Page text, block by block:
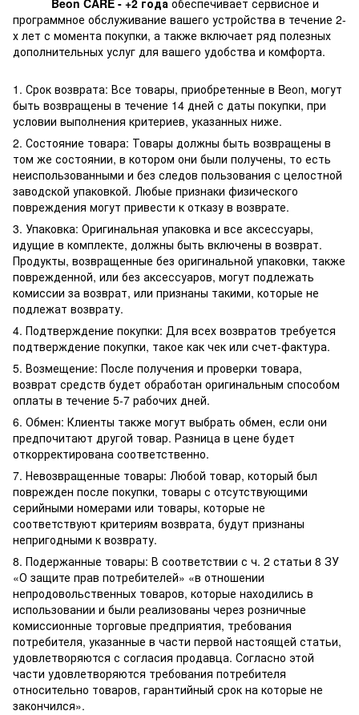
Beon CARE - +2 года обеспечивает сервисное и
программное обслуживание вашего устройства в течение 2-
х лет с момента покупки, а также включает ряд полезных
дополнительных услуг для вашего удобства и комфорта.
1. Срок возврата: Все товары, приобретенные в Beon, могут
быть возвращены в течение 14 дней с даты покупки, при
условии выполнения критериев, указанных ниже.
2. Состояние товара: Товары должны быть возвращены в
том же состоянии, в котором они были получены, то есть
неиспользованными и без следов пользования с целостной
заводской упаковкой. Любые признаки физического
повреждения могут привести к отказу в возврате.
3. Упаковка: Оригинальная упаковка и все аксессуары,
идущие в комплекте, должны быть включены в возврат.
Продукты, возвращенные без оригинальной упаковки, также
поврежденной, или без аксессуаров, могут подлежать
комиссии за возврат, или признаны такими, которые не
подлежат возврату.
4. Подтверждение покупки: Для всех возвратов требуется
подтверждение покупки, такое как чек или счет-фактура.
5. Возмещение: После получения и проверки товара,
возврат средств будет обработан оригинальным способом
оплаты в течение 5-7 рабочих дней.
6. Обмен: Клиенты также могут выбрать обмен, если они
предпочитают другой товар. Разница в цене будет
откорректирована соответственно.
7. Невозвращенные товары: Любой товар, который был
поврежден после покупки, товары с отсутствующими
серийными номерами или товары, которые не
соответствуют критериям возврата, будут признаны
непригодными к возврату.
8. Подержанные товары: В соответствии с ч. 2 статьи 8 ЗУ
«О защите прав потребителей» «в отношении
непродовольственных товаров, которые находились в
использовании и были реализованы через розничные
комиссионные торговые предприятия, требования
потребителя, указанные в части первой настоящей статьи,
удовлетворяются с согласия продавца. Согласно этой
части удовлетворяются требования потребителя
относительно товаров, гарантийный срок на которые не
закончился».